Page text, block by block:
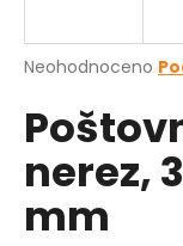
Průměrné
produktu
je
5
hvězdiček.
Neohodnoceno
nerez,
mm
j
t
?